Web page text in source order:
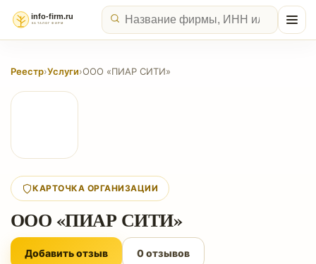
Реестр›Услуги›ООО «ПИАР СИТИ»
КАРТОЧКА ОРГАНИЗАЦИИ
ООО «ПИАР СИТИ»
Добавить отзыв 0 отзывов